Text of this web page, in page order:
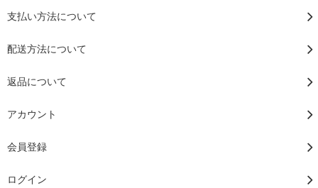
支払い方法について
配送方法について
返品について
アカウント
会員登録
ログイン